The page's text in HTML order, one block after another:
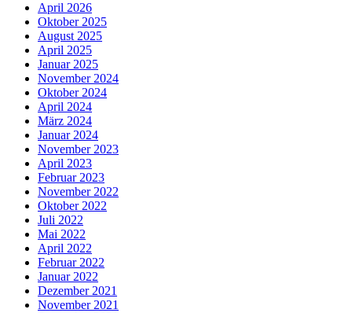
April 2026
Oktober 2025
August 2025
April 2025
Januar 2025
November 2024
Oktober 2024
April 2024
März 2024
Januar 2024
November 2023
April 2023
Februar 2023
November 2022
Oktober 2022
Juli 2022
Mai 2022
April 2022
Februar 2022
Januar 2022
Dezember 2021
November 2021